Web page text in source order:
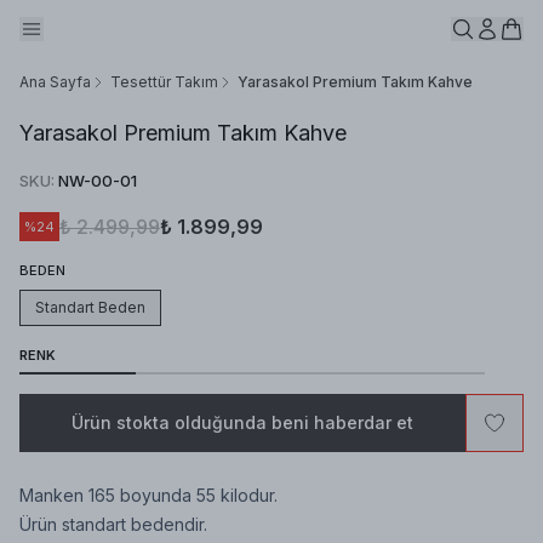
Ana Sayfa Tesettür Takım Yarasakol Premium Takım Kahve
Yarasakol Premium Takım Kahve
SKU: NW-00-01
%24 ₺ 2.499,99₺ 1.899,99
BEDEN
Standart Beden
RENK
Ürün stokta olduğunda beni haberdar et
Manken 165 boyunda 55 kilodur.
Ürün standart bedendir.